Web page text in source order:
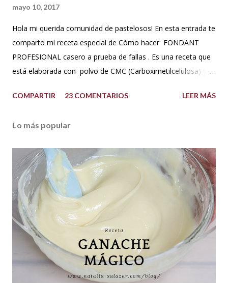
mayo 10, 2017
Hola mi querida comunidad de pastelosos! En esta entrada te
comparto mi receta especial de Cómo hacer FONDANT
PROFESIONAL casero a prueba de fallas . Es una receta que
está elaborada con polvo de CMC (Carboximetilcelulosa) y
que le aportan a la masa elasticidad, firmeza y le ayudan a
*1 kilo o 2.2 libras de Azúcar impalpable micro pulverizada o
maíz o miel de Karo (1/2 taza). Y para climas cálidos usar
Glucosa, la misma cantidad. *7.5 ml de CMC o Tylose *2.5
ml de goma Xantana (Xanthan gum) *1 cucharada de 15 ml
de manteca blanca hidrogenada tipo Crisco o 10 gramos *75
ml de agua o 5 cucharadas de 15 ml *Esencia de almendras
o al gusto *5 ml de VINAGRE BLANCO (opcional, funciona
como preservante) *1 cucharadita de Glicerina ( usar solo si
el clima es ...
COMPARTIR 23 COMENTARIOS LEER MÁS
Lo más popular